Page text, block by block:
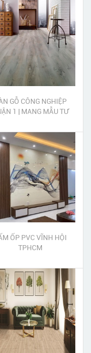
GỖ CÔNG NGHIỆP
1 | MANG MẪU TƯ
ỐP PVC VĨNH HỘI
TPHCM